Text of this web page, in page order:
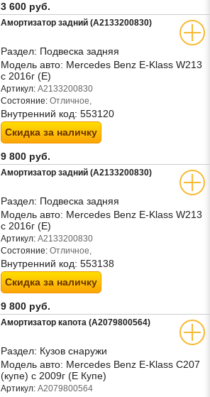
3 600 руб.
Амортизатор задний (A2133200830)
Раздел: Подвеска задняя
Модель авто: Mercedes Benz E-Klass W213
с 2016г (Е)
Артикул: A2133200830
Состояние: Отличное,
Внутренний код: 553120
Скидка за наличку
9 800 руб.
Амортизатор задний (A2133200830)
Раздел: Подвеска задняя
Модель авто: Mercedes Benz E-Klass W213
с 2016г (Е)
Артикул: A2133200830
Состояние: Отличное,
Внутренний код: 553138
Скидка за наличку
9 800 руб.
Амортизатор капота (A2079800564)
Раздел: Кузов снаружи
Модель авто: Mercedes Benz E-Klass C207
(купе) с 2009г (Е Купе)
Артикул: A2079800564